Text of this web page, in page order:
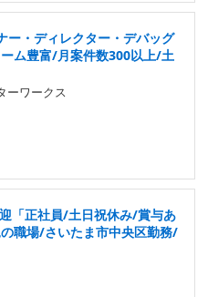
ー・ディレクター・デバッグ
ム豊富/月案件数300以上/土
ーワークス
「正社員/土日祝休み/賞与あ
職場/さいたま市中央区勤務/